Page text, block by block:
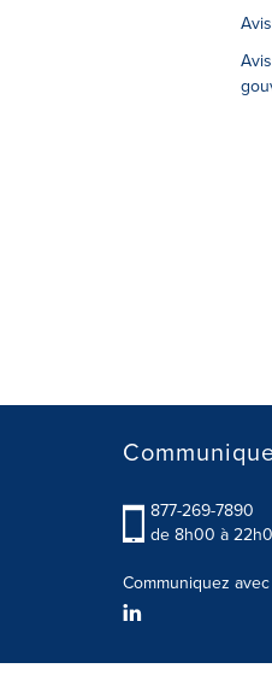
877-269-7890
de 8h00 à
Communiquez